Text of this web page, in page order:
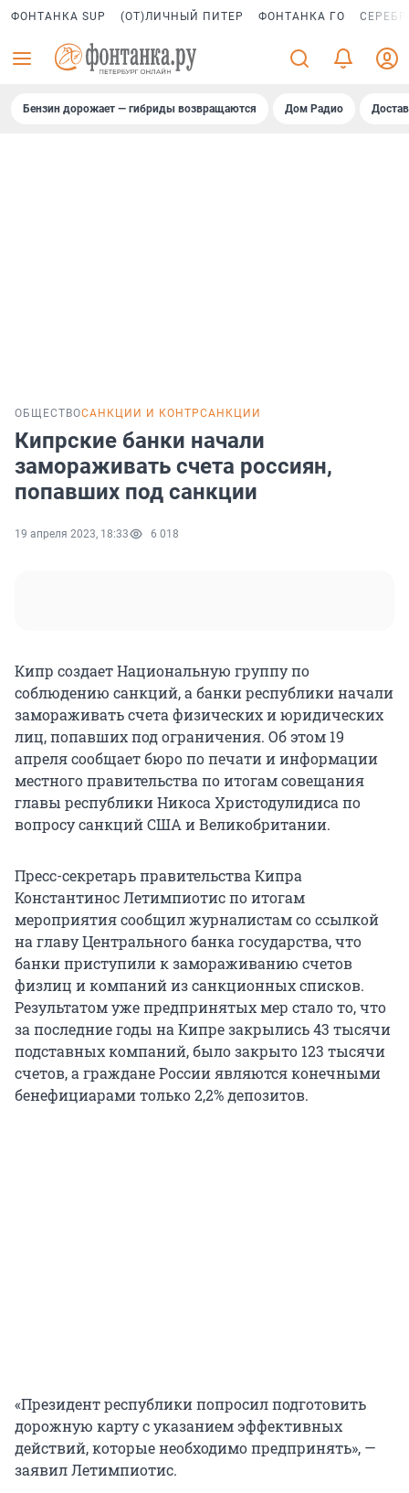
ФОНТАНКА SUP (ОТ)ЛИЧНЫЙ ПИТЕР ФОНТАНКА ГО
Бензин дорожает — гибриды возвращаются Дом Радио
ОБЩЕСТВОСАНКЦИИ И КОНТРСАНКЦИИ
Кипрские банки начали
замораживать счета россиян,
попавших под санкции
19 апреля 2023, 18:33 6 018
Кипр создает Национальную группу по
соблюдению санкций, а банки республики начали
замораживать счета физических и юридических
лиц, попавших под ограничения. Об этом 19
апреля сообщает бюро по печати и информации
местного правительства по итогам совещания
главы республики Никоса Христодулидиса по
вопросу санкций США и Великобритании.
Пресс-секретарь правительства Кипра
Константинос Летимпиотис по итогам
мероприятия сообщил журналистам со ссылкой
на главу Центрального банка государства, что
банки приступили к замораживанию счетов
физлиц и компаний из санкционных списков.
Результатом уже предпринятых мер стало то, что
за последние годы на Кипре закрылись 43 тысячи
подставных компаний, было закрыто 123 тысячи
счетов, а граждане России являются конечными
бенефициарами только 2,2% депозитов.
«Президент республики попросил подготовить
дорожную карту с указанием эффективных
действий, которые необходимо предпринять», —
заявил Летимпиотис.